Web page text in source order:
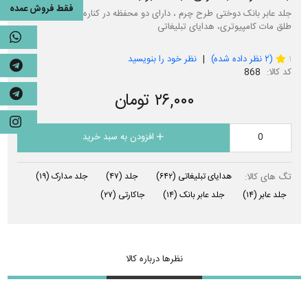
جلد عابر بانک دوختی طرح چرم ، دارای دو محفظه در کناره ها، دارای 6 برگ
طلق مات کامپیوتری، هدایای تبلیغاتی
۱ (۲نظر داده شده) 2 نظر خود را بنویسید
کد کالا: 868
۲۶,۰۰۰ تومان
افزودن به سبد خرید
تگ های کالا: هدایای تبلیغاتی (۶۴۲) جلد (۴۷) جلد مدارک (۱۹)
جلد عابر(۱۴) جلد عابر بانک (۱۴) جاکارتی (۲۷)
نظرها درباره کالا
فقط فروش عمده